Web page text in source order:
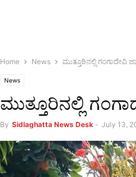
Home News ಮುತ್ತೂರಿನಲ್ಲಿ ಗಂಗಾದೇವಿ
News
ಮುತ್ತೂರಿನಲ್ಲಿ
By Sidlaghatta News Desk - July 13,